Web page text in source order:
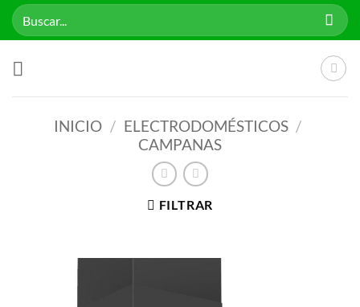
Saltar
Buscar
por:
INICIO / ELECTRODOMÉSTICOS /
CAMPANAS
FILTRAR